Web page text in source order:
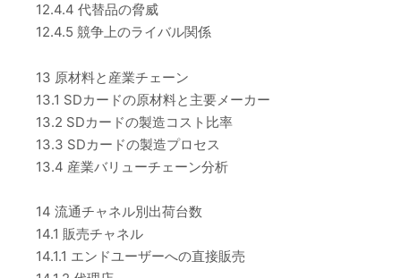
12.4.4 代替品の脅威
12.4.5 競争上のライバル関係
13 原材料と産業チェーン
13.1 SDカードの原材料と主要メーカー
13.2 SDカードの製造コスト比率
13.3 SDカードの製造プロセス
13.4 産業バリューチェーン分析
14 流通チャネル別出荷台数
14.1 販売チャネル
14.1.1 エンドユーザーへの直接販売